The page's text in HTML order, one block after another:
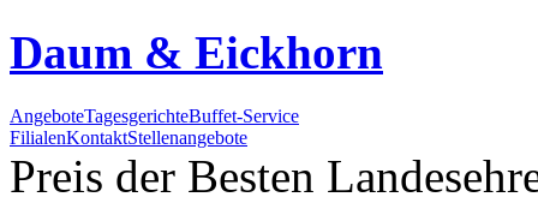
Daum & Eickhorn
AngeboteTagesgerichteBuffet-Service
FilialenKontaktStellenangebote
Preis der Besten